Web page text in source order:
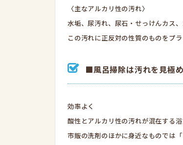
〈主なアルカリ性の汚れ〉
水垢、尿汚れ、尿石・せっけんカス
この汚れに正反対の性質のものをプ
■風呂掃除は汚れを見極
効率よく
酸性とアルカリ性の汚れが混在する
市販の洗剤のほかに身近なものでは